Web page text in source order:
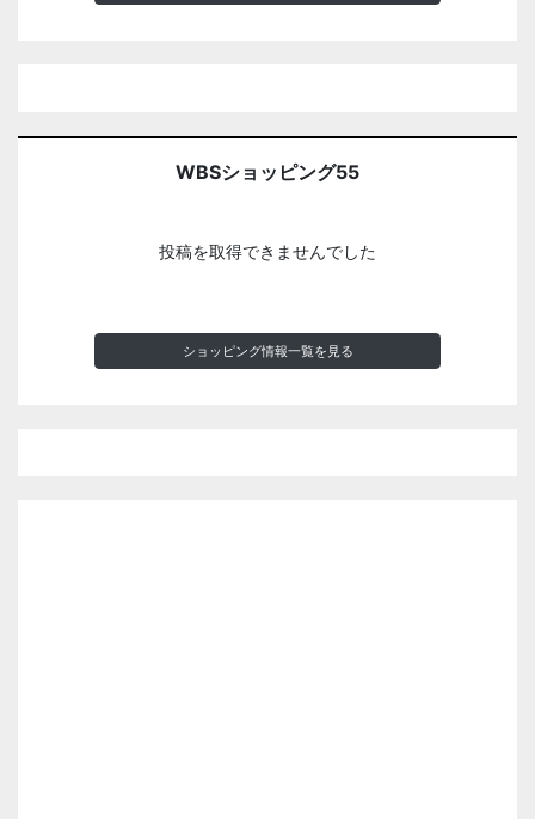
WBSショッピング55
投稿を取得できませんでした
ショッピング情報一覧を見る